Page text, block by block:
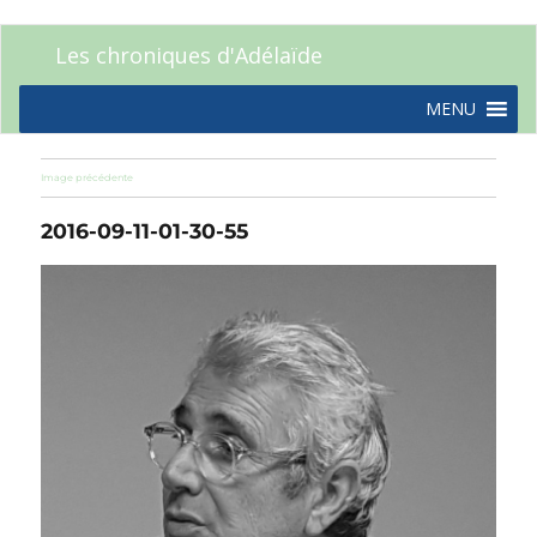
Les chroniques d'Adélaïde
MENU
Image précédente
2016-09-11-01-30-55